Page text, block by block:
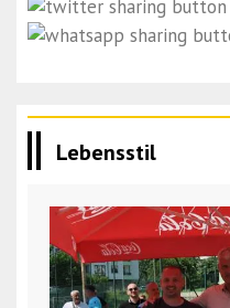
Lebensstil